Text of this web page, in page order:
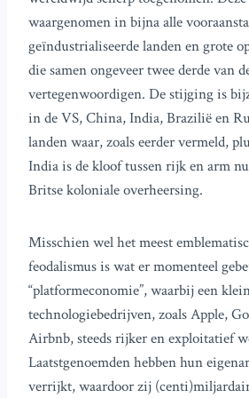
waargenomen in bijna alle
geïndustrialiseerde landen en grote
die samen ongeveer twee derde van
vertegenwoordigen. De stijging is
in de VS, China, India, Brazilië en
landen waar, zoals eerder vermeld,
India is de kloof tussen rijk en arm
Britse koloniale overheersing.
Misschien wel het meest
feodalismus is wat er momenteel
“platformeconomie”, waarbij een
technologiebedrijven, zoals Apple,
Airbnb, steeds rijker en exploitatief
Laatstgenoemden hebben hun
verrijkt, waardoor zij